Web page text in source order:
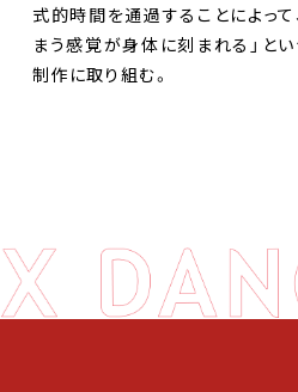
式的時間を通過することによっ
まう感覚が身体に刻まれる」と
制作に取り組む。